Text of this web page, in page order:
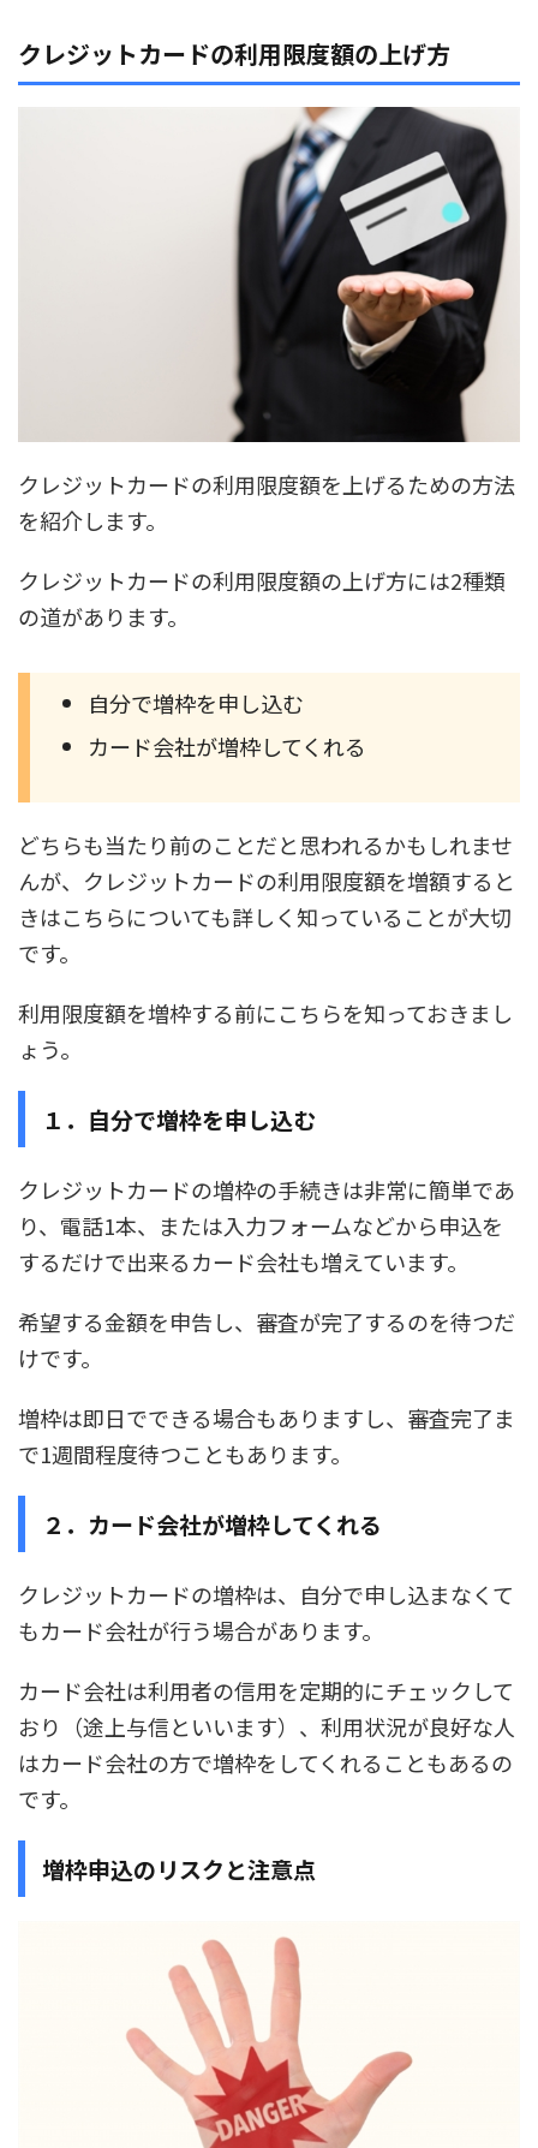
クレジットカードの利用限度額の上げ方
クレジットカードの利用限度額を上げるための方法
を紹介します。
クレジットカードの利用限度額の上げ方には2種類
の道があります。
自分で増枠を申し込む
カード会社が増枠してくれる
どちらも当たり前のことだと思われるかもしれませ
んが、クレジットカードの利用限度額を増額すると
きはこちらについても詳しく知っていることが大切
です。
利用限度額を増枠する前にこちらを知っておきまし
ょう。
１．自分で増枠を申し込む
クレジットカードの増枠の手続きは非常に簡単であ
り、電話1本、または入力フォームなどから申込を
するだけで出来るカード会社も増えています。
希望する金額を申告し、審査が完了するのを待つだ
けです。
増枠は即日でできる場合もありますし、審査完了ま
で1週間程度待つこともあります。
２．カード会社が増枠してくれる
クレジットカードの増枠は、自分で申し込まなくて
もカード会社が行う場合があります。
カード会社は利用者の信用を定期的にチェックして
おり（途上与信といいます）、利用状況が良好な人
はカード会社の方で増枠をしてくれることもあるの
です。
増枠申込のリスクと注意点